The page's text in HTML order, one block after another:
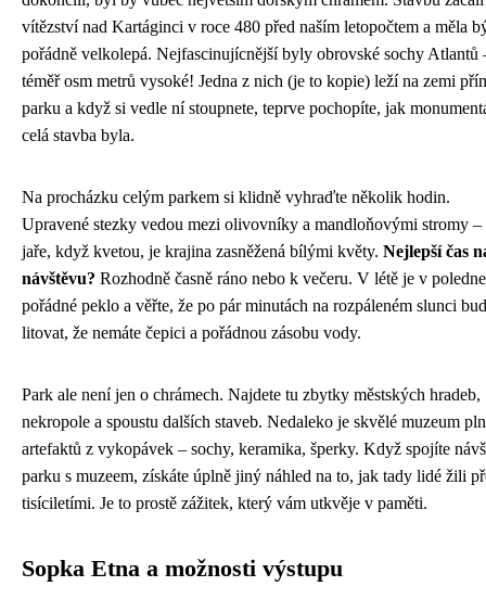
vítězství nad Kartáginci v roce 480 před naším letopočtem a měla
pořádně velkolepá. Nejfascinujícnější byly obrovské sochy Atlantů
téměř osm metrů vysoké! Jedna z nich (je to kopie) leží na zemi
parku a když si vedle ní stoupnete, teprve pochopíte, jak
celá stavba byla.
Na procházku celým parkem si klidně vyhraďte několik hodin.
Upravené stezky vedou mezi olivovníky a mandloňovými stromy –
jaře, když kvetou, je krajina zasněžená bílými květy. Nejlepší čas
návštěvu? Rozhodně časně ráno nebo k večeru. V létě je v poledne
pořádné peklo a věřte, že po pár minutách na rozpáleném slunci
litovat, že nemáte čepici a pořádnou zásobu vody.
Park ale není jen o chrámech. Najdete tu zbytky městských hradeb,
nekropole a spoustu dalších staveb. Nedaleko je skvělé muzeum
artefaktů z vykopávek – sochy, keramika, šperky. Když spojíte
parku s muzeem, získáte úplně jiný náhled na to, jak tady lidé žili
tisíciletími. Je to prostě zážitek, který vám utkvěje v paměti.
Sopka Etna a možnosti výstupu